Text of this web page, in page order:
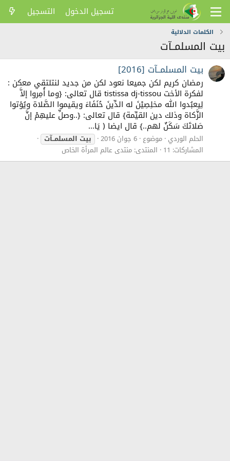
تسجيل الدخول التسجيل
الكلمات الدلالية
بيت المسلمــآت
بيت المسلمــآت [2016]
رمضان كريم لكن جميعا نعود لكن من جديد لنتلتقي معكن :
لفكرة الأخت tistissa dj-tissou قال تعالى: {وما أُمِروا إلاَّ
لِيعبُدوا الله مخلِصِيْنَ له الدِّينَ حُنَفَاءَ ويقيموا الصَّلاة ويُؤتوا
الزَّكاة وذلك دين القيِّمة} قال تعالى: {..وصلِّ عليهِمْ إنَّ
صَلاتَكَ سَكَنٌ لهم..} قال ايضا ﴿ يَا...
الحلم الوردي موضوع 6 جوان 2016 بيتالمسلمــآت
المشاركات: 11
المنتدى: منتدى عالم المرأة الخاص